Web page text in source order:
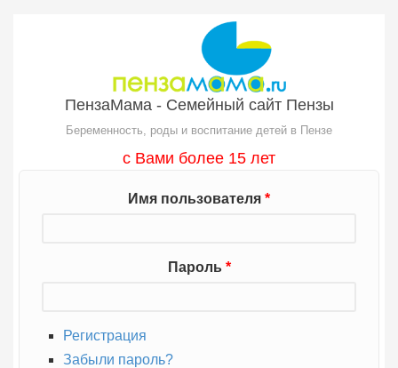
ПензаМама - Семейный сайт Пензы
Беременность, роды и воспитание детей в Пензе
с Вами более 15 лет
Имя пользователя *
Пароль *
Регистрация
Забыли пароль?